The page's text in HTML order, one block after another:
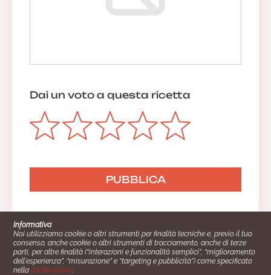
Dai un voto a questa ricetta
Informativa
Noi utilizziamo cookie o altri strumenti per finalità tecniche e, previo il tuo
consenso, anche cookie o altri strumenti di tracciamento, anche di terze
parti, per altre finalità (“interazioni e funzionalità semplici”, “miglioramento
dell'esperienza”, “misurazione” e “targeting e pubblicità”) come specificato
nellacookie policy.